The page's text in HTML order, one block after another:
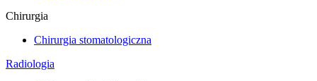
Chirurgia
Chirurgia stomatologiczna
Radiologia